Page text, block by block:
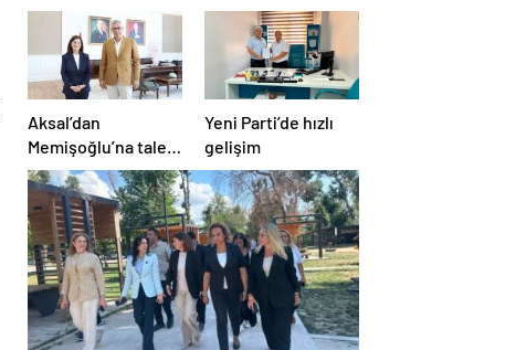
Aksal’dan
Memişoğlu’na talep
ziyareti
Yeni Parti’de hızlı
gelişim